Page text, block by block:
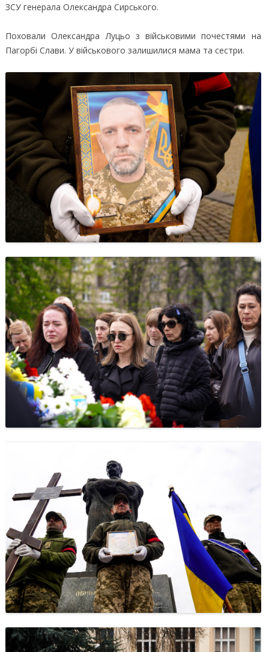
ЗСУ генерала Олександра Сирського.
Поховали Олександра Луцьо з військовими почестями на
Пагорбі Слави. У військового залишилися мама та сестри.